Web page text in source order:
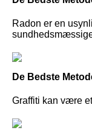
Radon er en
De Bedste
Graffiti kan være